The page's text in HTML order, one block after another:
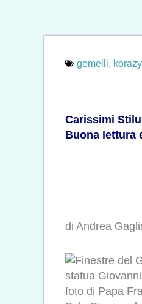
gemelli,
Carissimi
Buona lettura
di Andrea